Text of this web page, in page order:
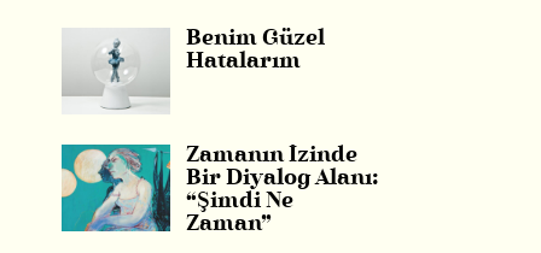
Benim Güzel
Hatalarım
Zamanın İzinde
Bir Diyalog Alanı:
“Şimdi Ne
Zaman”